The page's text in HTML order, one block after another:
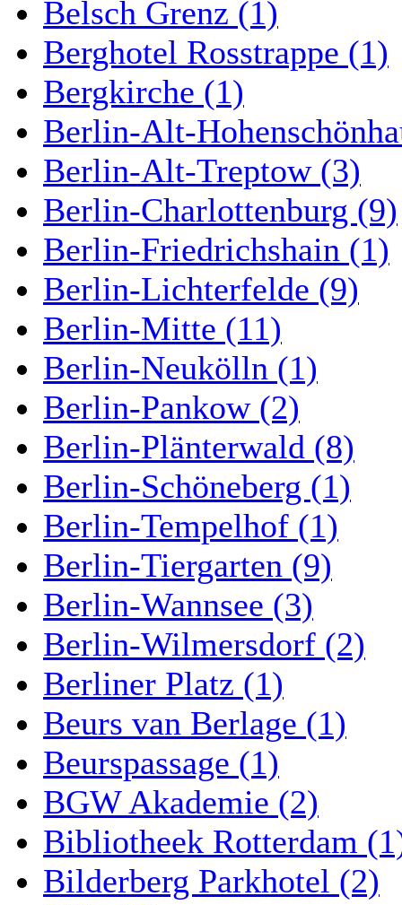
Belsch Grenz (1)
Berghotel Rosstrappe (1)
Bergkirche (1)
Berlin-Alt-
Berlin-Alt-Treptow (3)
Berlin-Charlottenburg (9)
Berlin-Friedrichshain (1)
Berlin-Lichterfelde (9)
Berlin-Mitte (11)
Berlin-Neukölln (1)
Berlin-Pankow (2)
Berlin-Plänterwald (8)
Berlin-Schöneberg (1)
Berlin-Tempelhof (1)
Berlin-Tiergarten (9)
Berlin-Wannsee (3)
Berlin-Wilmersdorf (2)
Berliner Platz (1)
Beurs van Berlage (1)
Beurspassage (1)
BGW Akademie (2)
Bibliotheek Rotterdam
Bilderberg Parkhotel (2)